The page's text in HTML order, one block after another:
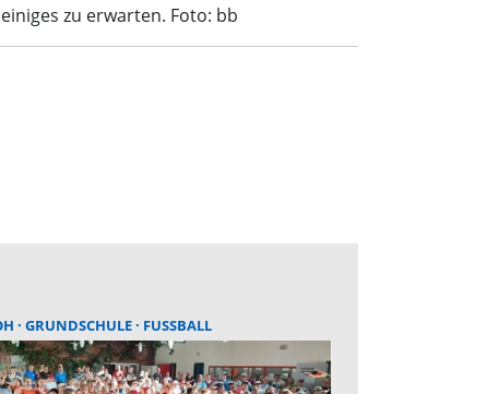
zu erwarten. Foto: bb
GRUNDSCHULE FUSSBALL